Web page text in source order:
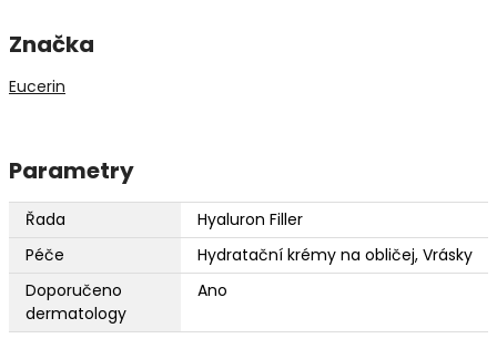
Značka
Eucerin
Parametry
Řada
Hyaluron Filler
Péče
Hydratační krémy na obličej, Vrásky
Doporučeno
dermatology
Ano